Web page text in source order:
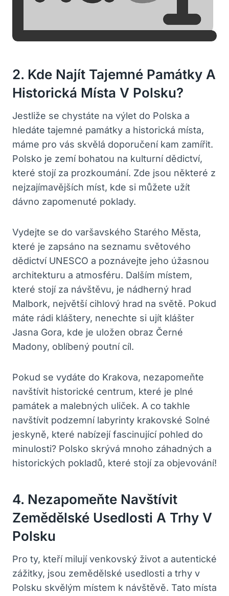
2. Kde Najít Tajemné Památky A
Historická Místa V Polsku?
Jestliže se chystáte na výlet do Polska a
hledáte tajemné památky a historická místa,
máme pro vás skvělá doporučení kam zamířit.
Polsko je zemí bohatou na kulturní dědictví,
které stojí za prozkoumání. Zde jsou některé z
nejzajímavějších míst, kde si můžete užít
dávno zapomenuté poklady.
Vydejte se do varšavského Starého Města,
které je zapsáno na seznamu světového
dědictví UNESCO a poznávejte jeho úžasnou
architekturu a atmosféru. Dalším místem,
které stojí za návštěvu, je nádherný hrad
Malbork, největší cihlový hrad na světě. Pokud
máte rádi kláštery, nenechte si ujít klášter
Jasna Gora, kde je uložen obraz Černé
Madony, oblíbený poutní cíl.
Pokud se vydáte do Krakova, nezapomeňte
navštívit historické centrum, které je plné
památek a malebných uliček. A co takhle
navštívit podzemní labyrinty krakovské Solné
jeskyně, které nabízejí fascinující pohled do
minulosti? Polsko skrývá mnoho záhadných a
historických pokladů, které stojí za objevování!
4. Nezapomeňte Navštívit
Zemědělské Usedlosti A Trhy V
Polsku
Pro ty, kteří milují venkovský život a autentické
zážitky, jsou zemědělské usedlosti a trhy v
Polsku skvělým místem k návštěvě. Tato místa